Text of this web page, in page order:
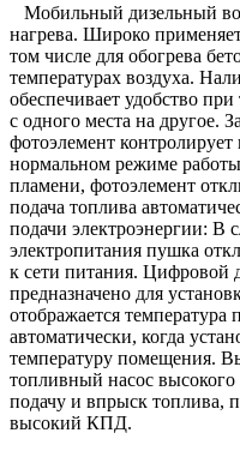
Мобильный дизельный
нагрева. Широко
том числе для обогрева
температурах воздуха.
обеспечивает удобство
с одного места на другое.
фотоэлемент
нормальном режиме
пламени, фотоэлемент
подача топлива
подачи электроэнергии: В
электропитания пушка
к сети питания. Цифровой
предназначено для
отображается
автоматически, когда
температуру помещения.
топливный насос
подачу и впрыск топлива,
высокий КПД.